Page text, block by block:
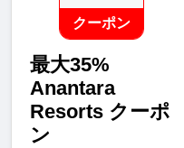
クーポン
最大35%
Anantara
Resorts クーポ
ン